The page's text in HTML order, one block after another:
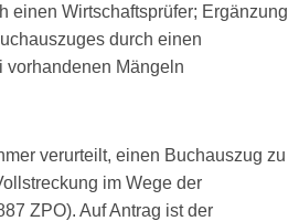
einen Wirtschaftsprüfer; Ergänzung
durch einen
vorhandenen Mängeln
verurteilt, einen Buchauszug zu
im Wege der
ZPO). Auf Antrag ist der